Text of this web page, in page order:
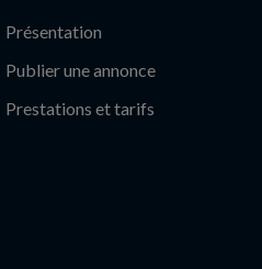
Présentation
Publier une annonce
Prestations et tarifs